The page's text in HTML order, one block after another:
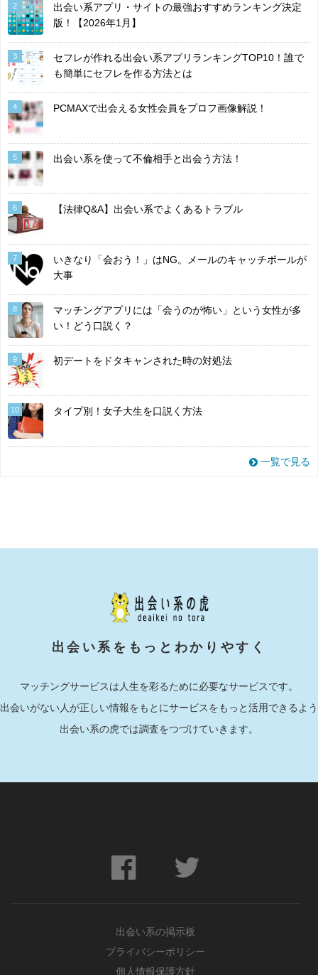
2
出会い系アプリ・サイトの最強おすすめランキング決定
版！【2026年1月】
3
セフレが作れる出会い系アプリランキングTOP10！誰で
も簡単にセフレを作る方法とは
4 PCMAXで出会える女性会員をプロフ画像解説！
5 出会い系を使って不倫相手と出会う方法！
6 【法律Q&A】出会い系でよくあるトラブル
7
いきなり「会おう！」はNG。メールのキャッチボールが
大事
8
マッチングアプリには「会うのが怖い」という女性が多
い！どう口説く？
9 初デートをドタキャンされた時の対処法
10 タイプ別！女子大生を口説く方法
一覧で見る
出会い系をもっとわかりやすく
マッチングサービスは人生を彩るために必要なサービスです。
出会いがない人が正しい情報をもとにサービスをもっと活用できるよう
出会い系の虎では調査をつづけていきます。
出会い系の掲示板
プライバシーポリシー
個人情報保護方針